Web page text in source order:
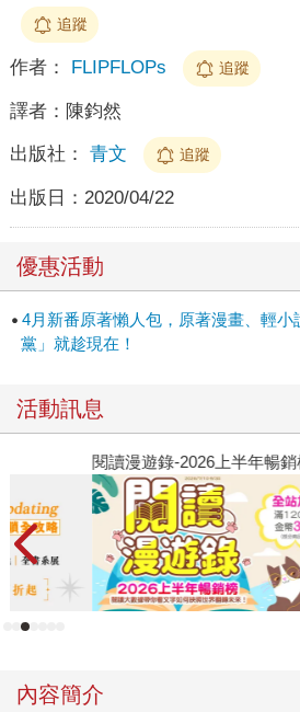
追蹤
作者： FLIPFLOPs 追蹤
譯者： 陳鈞然
出版社： 青文 追蹤
出版日： 2020/04/22
優惠活動
4月新番原著懶人包，原著漫畫、輕
黨」就趁現在！
活動訊息
閱讀漫遊錄-2026上半年暢銷榜
內容簡介